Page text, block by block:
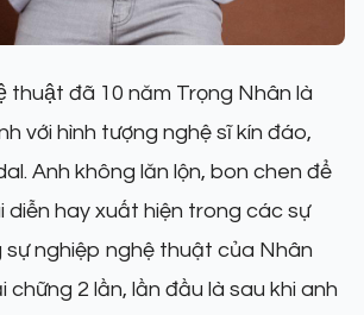
thuật đã 10 năm Trọng Nhân là
với hình tượng nghệ sĩ kín đáo,
Anh không lăn lộn, bon chen để
diễn hay xuất hiện trong các sự
sự nghiệp nghệ thuật của Nhân
chững 2 lần, lần đầu là sau khi anh